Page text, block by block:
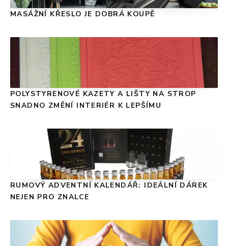
MASÁŽNÍ KŘESLO JE DOBRÁ KOUPĚ
POLYSTYRENOVÉ KAZETY A LIŠTY NA STROP
SNADNO ZMĚNÍ INTERIÉR K LEPŠÍMU
RUMOVÝ ADVENTNÍ KALENDÁŘ: IDEÁLNÍ DÁREK
NEJEN PRO ZNALCE